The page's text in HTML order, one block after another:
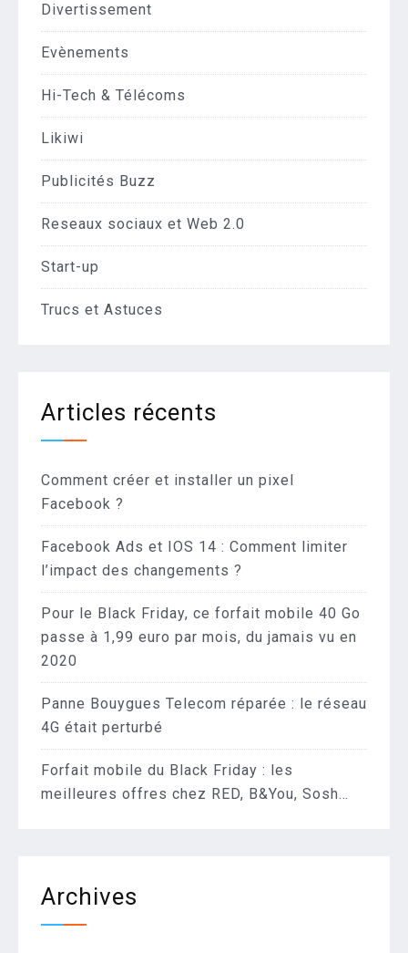
Divertissement
Evènements
Hi-Tech & Télécoms
Likiwi
Publicités Buzz
Reseaux sociaux et Web 2.0
Start-up
Trucs et Astuces
Articles récents
Comment créer et installer un pixel
Facebook ?
Facebook Ads et IOS 14 : Comment limiter
l’impact des changements ?
Pour le Black Friday, ce forfait mobile 40 Go
passe à 1,99 euro par mois, du jamais vu en
2020
Panne Bouygues Telecom réparée : le réseau
4G était perturbé
Forfait mobile du Black Friday : les
meilleures offres chez RED, B&You, Sosh…
Archives